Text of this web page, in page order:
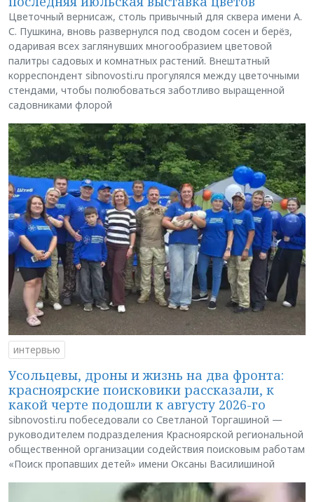
Цветочный вернисаж, столь привычный для сквера имени А.
С. Пушкина, вновь развернулся под сводом сосен и берёз,
одаривая всех заглянувших многообразием цветовой
палитры садовых и комнатных растений. Внештатный
корреспондент sibnovosti.ru прогулялся между цветочными
стендами, чтобы полюбоваться заботливо выращенной
садовниками флорой
интервью
Усольцевы, дроны и жизнь на два фронта:
красноярские поисковики рассказали, к
какой черте подошли к августу 2026-го
sibnovosti.ru побеседовали со Светланой Торгашиной —
руководителем подразделения Красноярской региональной
общественной организации содействия поисковым работам
«Поиск пропавших детей» имени Оксаны Василишиной